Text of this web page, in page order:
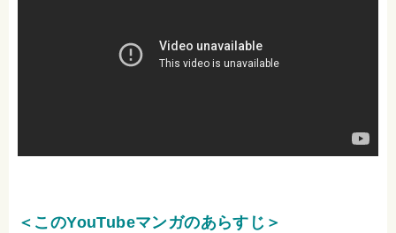
＜このYouTubeマンガのあらすじ＞